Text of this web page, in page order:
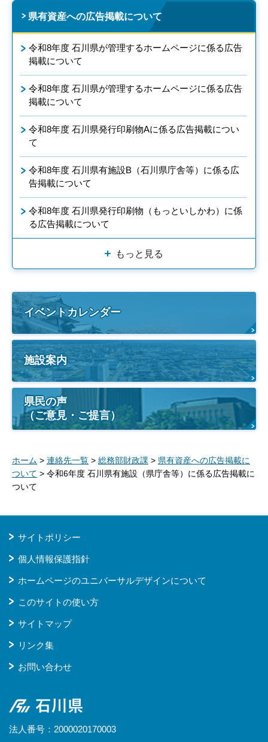
県有資産への広告掲載について
令和8年度 石川県が管理するホームページに係る広告
掲載について
令和8年度 石川県が管理するホームページに係る広告
掲載について
令和8年度 石川県発行印刷物Aに係る広告掲載につい
て
令和8年度 石川県有施設B（石川県庁舎等）に係る広
告掲載について
令和8年度 石川県発行印刷物（もっといしかわ）に係
る広告掲載について
もっと見る
イベントカレンダー
施設案内
県民の声
（ご意見・ご提言）
ホーム > 連絡先一覧 > 総務部財政課 > 県有資産への広告掲載に
ついて > 令和6年度 石川県有施設（県庁舎等）に係る広告掲載に
ついて
サイトポリシー
個人情報保護指針
ホームページのユニバーサルデザインについて
このサイトの使い方
サイトマップ
リンク集
お問い合わせ
石川県
法人番号：2000020170003